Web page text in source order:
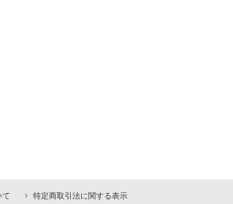
て 特定商取引法に関する表示